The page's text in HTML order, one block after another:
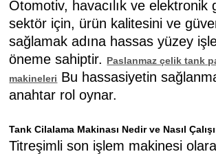
Otomotiv, havacılık ve elektronik
sektör için, ürün kalitesini ve
sağlamak adına hassas yüzey
öneme sahiptir. Paslanmaz çelik tank
makineleri Bu hassasiyetin
anahtar rol oynar.
Tank Cilalama Makinası Nedir ve Nasıl
Titreşimli son işlem makinesi